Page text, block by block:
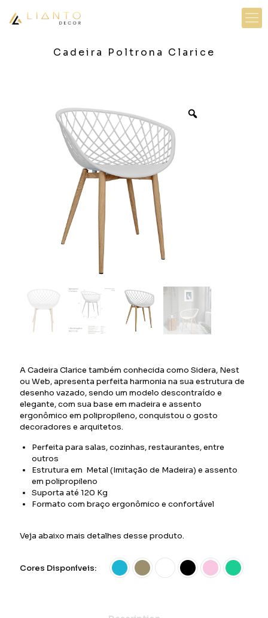
Cadeira Poltrona Clarice
A Cadeira Clarice também conhecida como Sidera, Nest
ou Web, apresenta perfeita harmonia na sua estrutura de
desenho vazado, sendo um modelo descontraído e
elegante, com sua base em madeira e assento
ergonômico em polipropileno, conquistou o gosto
decoradores e arquitetos.
Perfeita para salas, cozinhas, restaurantes, entre
outros
Estrutura em Metal (Imitação de Madeira) e assento
em polipropileno
Suporta até 120 Kg
Formato com braço ergonômico e confortável
Veja abaixo mais detalhes desse produto.
Cores Disponíveis: